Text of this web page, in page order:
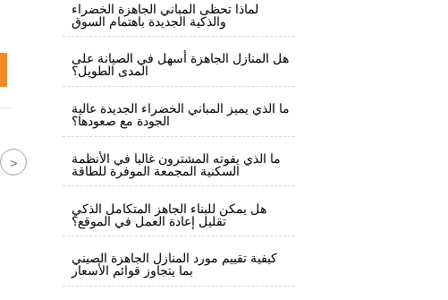
>
لماذا تحظى المباني الجاهزة الخضراء
والذكية الجديدة باهتمام السوق
هل المنازل الجاهزة أسهل في الصيانة على
المدى الطويل؟
ما الذي يميز المباني الخضراء الجديدة عالية
الجودة مع صعودها؟
ما الذي يفوته المشترون غالبا في الأنظمة
السكنية المجمعة الموفرة للطاقة
هل يمكن للبناء الجاهز المتكامل الذكي
تقليل إعادة العمل في الموقع؟
كيفية تقييم مورد المنازل الجاهزة الصيني
بما يتجاوز قوائم الأسعار